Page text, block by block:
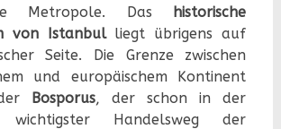
Metropole. Das
historische
von Istanbulliegt übrigens auf
Seite. Die Grenze zwischen
und europäischem Kontinent
Bosporus, der schon in der
wichtigster Handelsweg der